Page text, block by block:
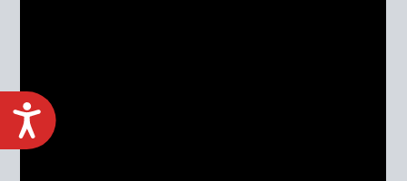
ACCESIBILIDAD